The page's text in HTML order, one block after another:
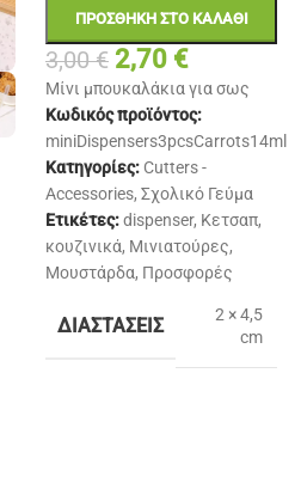
ΠΡΟΣΘΉΚΗ ΣΤΟ ΚΑΛΆΘΙ
3,00€ 2,70 €
Μίνι μπουκαλάκια για σως
Κωδικός προϊόντος:
miniDispensers3pcsCarrots14ml
Κατηγορίες: Cutters -
Accessories, Σχολικό Γεύμα
Ετικέτες:dispenser, Κετσαπ,
κουζινικά, Μινιατούρες,
Μουστάρδα, Προσφορές
ΔΙΑΣΤΆΣΕΙΣ
2 × 4,5
cm